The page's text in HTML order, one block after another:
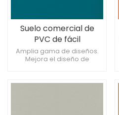
Suelo comercial de
PVC de fácil
mantenimiento de 3
mm para gimnasios
Amplia gama de diseños.
Mejora el diseño de